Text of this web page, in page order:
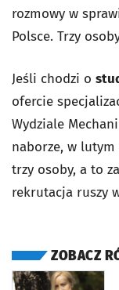
rozmowy w
Polsce. Trzy
Jeśli chodzi o
ofercie
Wydziale
naborze, w lutym
trzy osoby, a to
rekrutacja ruszy
ZOBACZ
otworzy się w